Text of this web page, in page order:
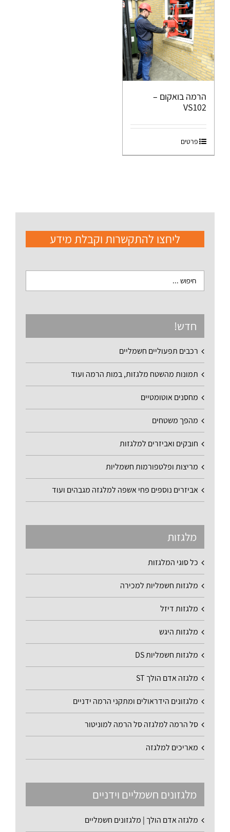
הרמה בואקום –
VS102
פרטים
ליחצו להתקשרות וקבלת מידע
חדש!
רכבים תפעוליים חשמליים
תמונות מהשטח מלגזות, במות הרמה ועוד
מחסנים אוטומטיים
מהפך משטחים
חובקים ואביזרים למלגזות
מריצות ופלטפורמות חשמליות
אביזרים נוספים פחי אשפה למלגזה מגבהים ועוד
מלגזות
כל סוגי המלגזות
מלגזות חשמליות למכירה
מלגזות דיזל
מלגזות היגש
מלגזות חשמליות DS
מלגזה אדם הולך ST
מלגזונים הידראולים ומתקני הרמה ידניים
סל הרמה למלגזה סל הרמה למוניטור
מאריכים למלגזה
מלגזונים חשמליים וידניים
מלגזה אדם הולך | מלגזונים חשמליים